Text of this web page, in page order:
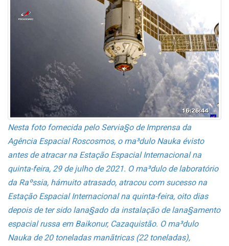
Nesta foto fornecida pelo Servia§o de Imprensa da
Agência Espacial Roscosmos, o ma³dulo Nauka évisto
antes de atracar na Estação Espacial Internacional na
quinta-feira, 29 de julho de 2021. O ma³dulo de laboratório
da Raºssia, hámuito atrasado, atracou com sucesso na
Estação Espacial Internacional na quinta-feira, oito dias
depois de ter sido lana§ado da instalação de lana§amento
espacial russa em Baikonur, Cazaquistão. O ma³dulo
Nauka de 20 toneladas manãtricas (22 toneladas),